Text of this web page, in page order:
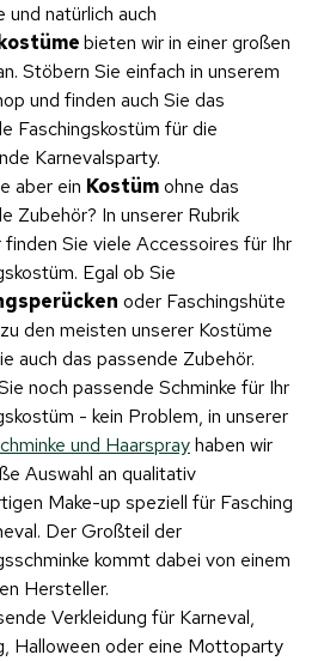
und natürlich auch
bieten wir in einer großen
Stöbern Sie einfach in unserem
und finden auch Sie das
Faschingskostüm für die
Karnevalsparty.
aber ein Kostümohne das
Zubehör? In unserer Rubrik
finden Sie viele Accessoires für Ihr
Egal ob Sie
oder Faschingshüte
den meisten unserer Kostüme
auch das passende Zubehör.
noch passende Schminke für Ihr
- kein Problem, in unserer
und Haarsprayhaben wir
Auswahl an qualitativ
Make-up speziell für Fasching
Der Großteil der
kommt dabei von einem
Hersteller.
Verkleidung für Karneval,
Halloween oder eine Mottoparty